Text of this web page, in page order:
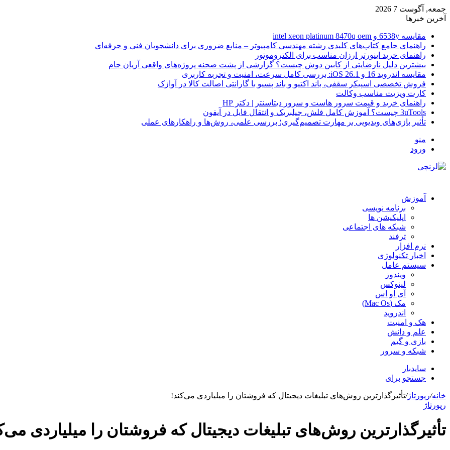
جمعه, آگوست 7 2026
آخرین خبرها
مقایسه 6538y و intel xeon platinum 8470q oem
راهنمای جامع کتاب‌های کلیدی رشته مهندسی کامپیوتر – منابع ضروری برای دانشجویان فنی و حرفه‌ای
راهنمای خرید اینورتر ارزان مناسب برای الکتروموتور
بیشترین دلیل نارضایتی از کابین دوش چیست؟ گزارشی از پشت صحنه پروژه‌های واقعی آریان جام
مقایسه اندروید 16 و iOS 26.1: بررسی کامل سرعت، امنیت و تجربه کاربری
فروش تخصصی اسپیکر سقفی، باند اکتیو و باند پسیو با گارانتی اصالت کالا در آوازک
کارت ویزیت مناسب وکالت
راهنمای خرید و قیمت سرور هاست و سرور دیتاسنتر | دکتر HP
3uTools چیست؟ آموزش کامل فلش، جیلبریک و انتقال فایل در آیفون
تأثیر بازی‌های ویدیویی بر مهارت تصمیم‌گیری؛ بررسی علمی، روش‌ها و راهکارهای عملی
منو
ورود
آموزش
برنامه نویسی
اپلیکیشن ها
شبکه های اجتماعی
ترفند
نرم افزار
اخبار تکنولوژی
سیستم عامل
ویندوز
لینوکس
آی او اس
مک (Mac Os)
اندروید
هک و امنیت
علم و دانش
بازی و گیم
شبکه و سرور
سایدبار
جستجو برای
خانه/رپورتاژ/تأثیرگذارترین روش‌های تبلیغات دیجیتال که فروشتان را میلیاردی می‌کند!
رپورتاژ
تأثیرگذارترین روش‌های تبلیغات دیجیتال که فروشتان را میلیاردی